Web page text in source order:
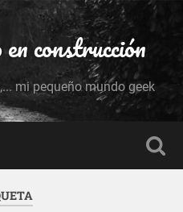
construcción
mi pequeño mundo geek